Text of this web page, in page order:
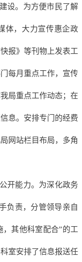
设。 为方便市民了解
体，大力宣传惠企政
报》 等刊物 上发表工
每月重点工作，宣传
局重点工作动态；在
息。 安排专门的经费
局 网站栏目布局，多角
开能力。 为深化政务
负责，分管领导亲自
，其他科室配合”的工
室安排了信息报送任